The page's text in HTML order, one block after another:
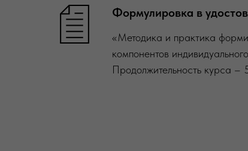
Формулировка в
«Методика и практика
компонентов
Продолжительность курса –